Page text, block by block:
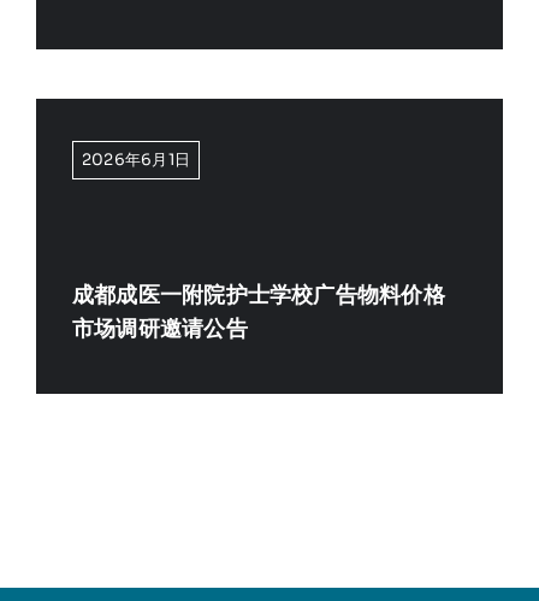
2026年6月1日
成都成医一附院护士学校广告物料价格
市场调研邀请公告